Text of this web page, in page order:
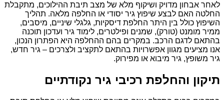
לאחר אבחון מדויק ושיקוף מלא של מצב תיבת ההילוכים, מתקבלת
החלטה האם לבצע שיפוץ גיר יסודי או החלפה מלאה. תהליך
השיפוץ כולל בין היתר החלפת דיסקיות, גלגלי שיניים, מיסבים,
ממיר מומנט (טורק), שמנים ופילטרים, לימוד גיר ועדכון תוכנה
בהתאם לדגם הרכב. במקרים בהם ההחלפה היא הפתרון הנכון,
אנו מציעים מגוון אפשרויות בהתאם לתקציב ולצרכים – גיר חדש,
גיר משופץ, גיר מיבוא או מפירוק.
תיקון והחלפת רכיבי גיר נקודתיים